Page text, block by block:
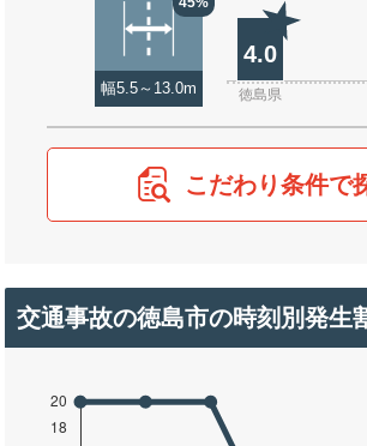
幅5.5～13.0m
4.0
徳島県
こだわり条件で
交通事故の徳島市の時刻別発生